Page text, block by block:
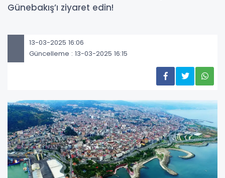
Günebakış’ı ziyaret edin!
13-03-2025 16:06
Güncelleme : 13-03-2025 16:15